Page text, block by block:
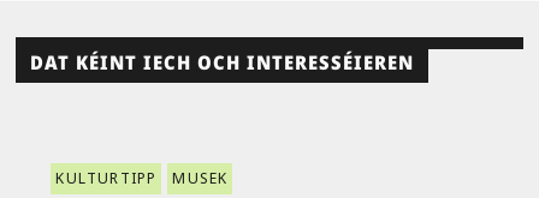
DAT KÉINT IECH OCH INTERESSÉIEREN
KULTURTIPP MUSEK